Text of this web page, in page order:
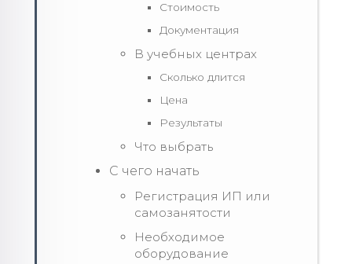
Стоимость
Документация
В учебных центрах
Сколько длится
Цена
Результаты
Что выбрать
С чего начать
Регистрация ИП или
самозанятости
Необходимое
оборудование